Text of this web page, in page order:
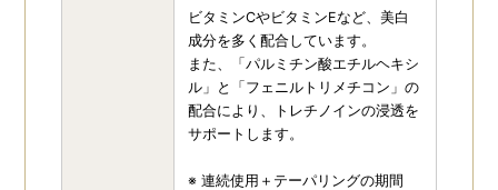
ビタミンCやビタミンEなど、美白
成分を多く配合しています。
また、「パルミチン酸エチルヘキシ
ル」と「フェニルトリメチコン」の
配合により、トレチノインの浸透を
サポートします。
※ 連続使用＋テーパリングの期間